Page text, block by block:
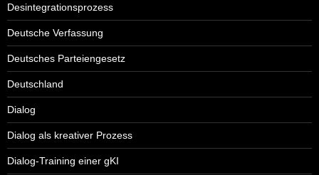
Desintegrationsprozess
Deutsche Verfassung
Deutsches Parteiengesetz
Deutschland
Dialog
Dialog als kreativer Prozess
Dialog-Training einer gKI